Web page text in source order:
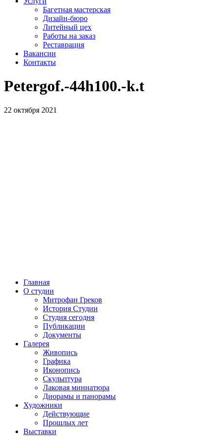
Багетная мастерская
Дизайн-бюро
Литейный цех
Работы на заказ
Реставрация
Вакансии
Контакты
Petergof.-44h100.-k.t
22 октября 2021
Главная
О студии
Митрофан Греков
История Студии
Студия сегодня
Публикации
Документы
Галерея
Живопись
Графика
Иконопись
Скульптура
Лаковая миниатюра
Диорамы и панорамы
Художники
Действующие
Прошлых лет
Выставки